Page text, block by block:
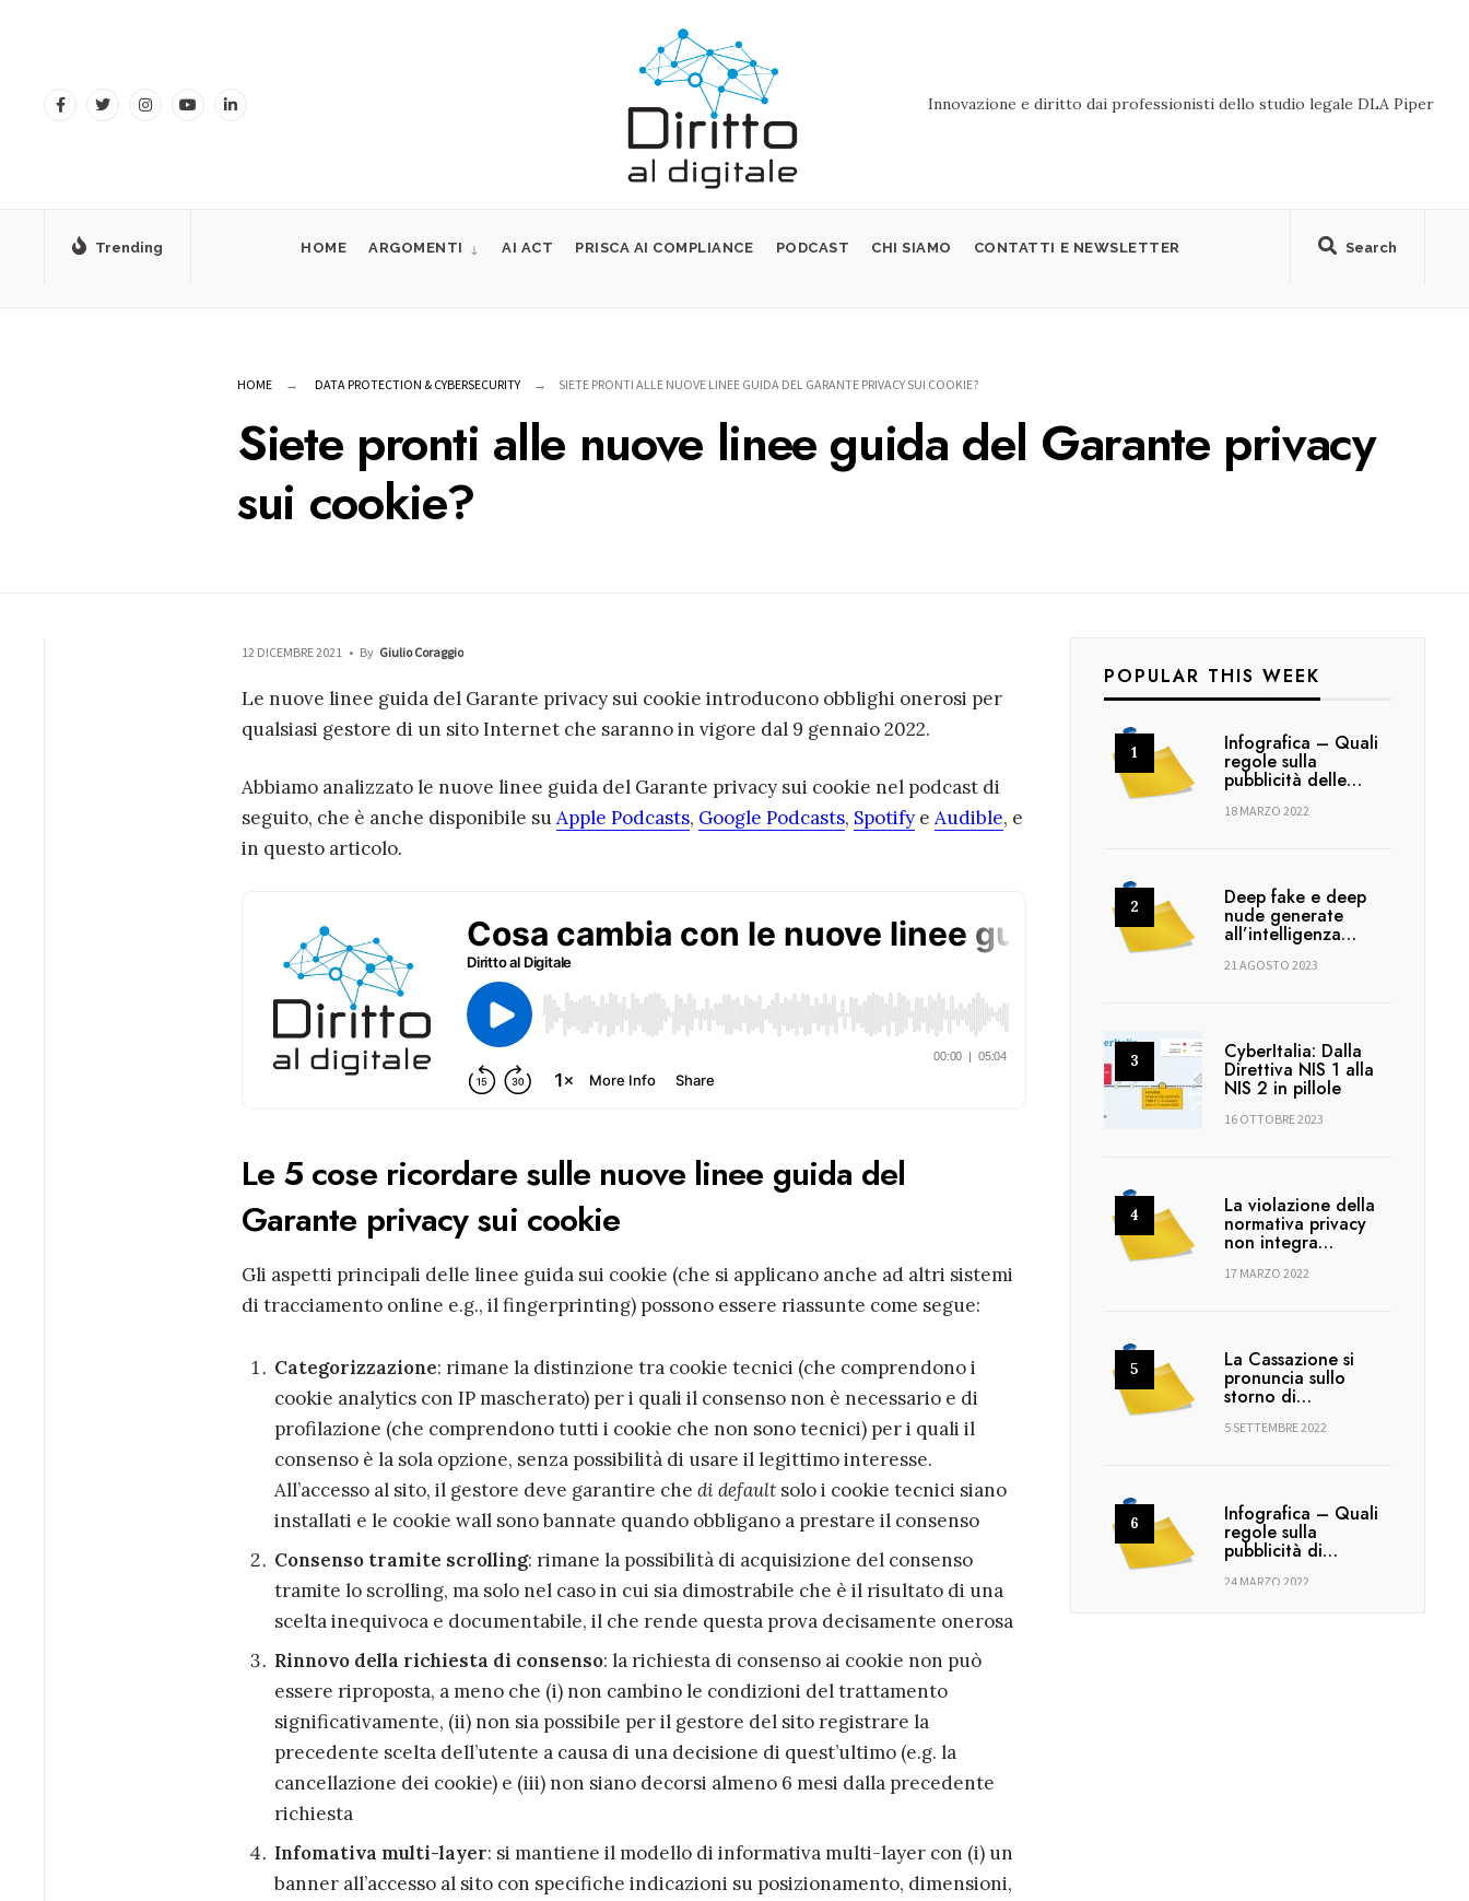
Innovazione e diritto dai professionisti dello studio legale DLA Piper
Trending Search
HOME ARGOMENTI AI ACT PRISCA AI COMPLIANCE PODCAST CHI SIAMO CONTATTI E NEWSLETTER
HOME DATA PROTECTION & CYBERSECURITY SIETE PRONTI ALLE NUOVE LINEE GUIDA DEL GARANTE PRIVACY SUI COOKIE?
Siete pronti alle nuove linee guida del Garante privacy
sui cookie?
12 DICEMBRE 2021 • By Giulio Coraggio
Le nuove linee guida del Garante privacy sui cookie introducono obblighi onerosi per
qualsiasi gestore di un sito Internet che saranno in vigore dal 9 gennaio 2022.
Abbiamo analizzato le nuove linee guida del Garante privacy sui cookie nel podcast di
seguito, che è anche disponibile suApple Podcasts, Google Podcasts, Spotifye Audible, e
in questo articolo.
Le 5 cose ricordare sulle nuove linee guida del
Garante privacy sui cookie
Gli aspetti principali delle linee guida sui cookie (che si applicano anche ad altri sistemi
di tracciamento online e.g., il fingerprinting) possono essere riassunte come segue:
Categorizzazione: rimane la distinzione tra cookie tecnici (che comprendono i
cookie analytics con IP mascherato) per i quali il consenso non è necessario e di
profilazione (che comprendono tutti i cookie che non sono tecnici) per i quali il
consenso è la sola opzione, senza possibilità di usare il legittimo interesse.
All’accesso al sito, il gestore deve garantire che di defaultsolo i cookie tecnici siano
installati e le cookie wall sono bannate quando obbligano a prestare il consenso
Consenso tramite scrolling: rimane la possibilità di acquisizione del consenso
tramite lo scrolling, ma solo nel caso in cui sia dimostrabile che è il risultato di una
scelta inequivoca e documentabile, il che rende questa prova decisamente onerosa
Rinnovo della richiesta di consenso: la richiesta di consenso ai cookie non può
essere riproposta, a meno che (i) non cambino le condizioni del trattamento
significativamente, (ii) non sia possibile per il gestore del sito registrare la
precedente scelta dell’utente a causa di una decisione di quest’ultimo (e.g. la
cancellazione dei cookie) e (iii) non siano decorsi almeno 6 mesi dalla precedente
richiesta
Infomativa multi-layer: si mantiene il modello di informativa multi-layer con (i) un
banner all’accesso al sito con specifiche indicazioni su posizionamento, dimensioni,
POPULAR THIS WEEK
Infografica – Quali
regole sulla
pubblicità delle…
18 MARZO 2022
Deep fake e deep
nude generate
all’intelligenza…
21 AGOSTO 2023
CyberItalia: Dalla
Direttiva NIS 1 alla
NIS 2 in pillole
16 OTTOBRE 2023
La violazione della
normativa privacy
non integra…
17 MARZO 2022
La Cassazione si
pronuncia sullo
storno di…
5 SETTEMBRE 2022
Infografica – Quali
regole sulla
pubblicità di…
24 MARZO 2022